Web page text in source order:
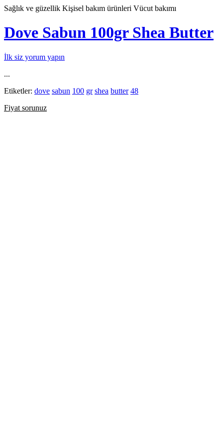
Sağlık ve güzellik Kişisel bakım ürünleri Vücut bakımı
Dove Sabun 100gr Shea Butter
İlk siz yorum yapın
...
Etiketler: dove sabun 100 gr shea butter 48
Fiyat sorunuz